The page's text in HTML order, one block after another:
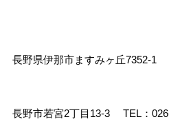
長野県伊那市ますみヶ丘7352-1
長野市若宮2丁目13-3 TEL：